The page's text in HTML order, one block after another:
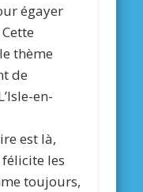
égayer
thème
de
en-
est là,
les
toujours,